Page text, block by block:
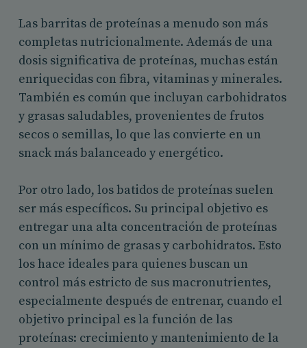
Las barritas de proteínas a menudo son más
completas nutricionalmente. Además de una
dosis significativa de proteínas, muchas están
enriquecidas con fibra, vitaminas y minerales.
También es común que incluyan carbohidratos
y grasas saludables, provenientes de frutos
secos o semillas, lo que las convierte en un
snack más balanceado y energético.
Por otro lado, los batidos de proteínas suelen
ser más específicos. Su principal objetivo es
entregar una alta concentración de proteínas
con un mínimo de grasas y carbohidratos. Esto
los hace ideales para quienes buscan un
control más estricto de sus macronutrientes,
especialmente después de entrenar, cuando el
objetivo principal es la función de las
proteínas: crecimiento y mantenimiento de la